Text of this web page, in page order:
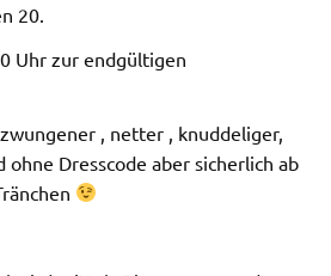
20.
Uhr zur endgültigen
, netter , knuddeliger,
ohne Dresscode aber sicherlich ab